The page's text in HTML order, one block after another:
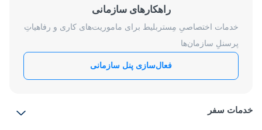
راهکارهای سازمانی
خدمات اختصاصیِ مِستربلیط برای ماموریت‌های کاری و رفاهیاتِ
پرسنلِ سازمان‌ها
فعال‌سازی پنل سازمانی
خدمات سفر